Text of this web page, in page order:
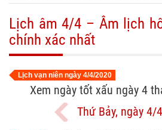
Lịch âm 4/4 – Âm lịch
chính xác nhất
Lịch vạn niên ngày 4/4/2020
Xem ngày tốt xấu ngày 4
Thứ Bảy, ngày 4/